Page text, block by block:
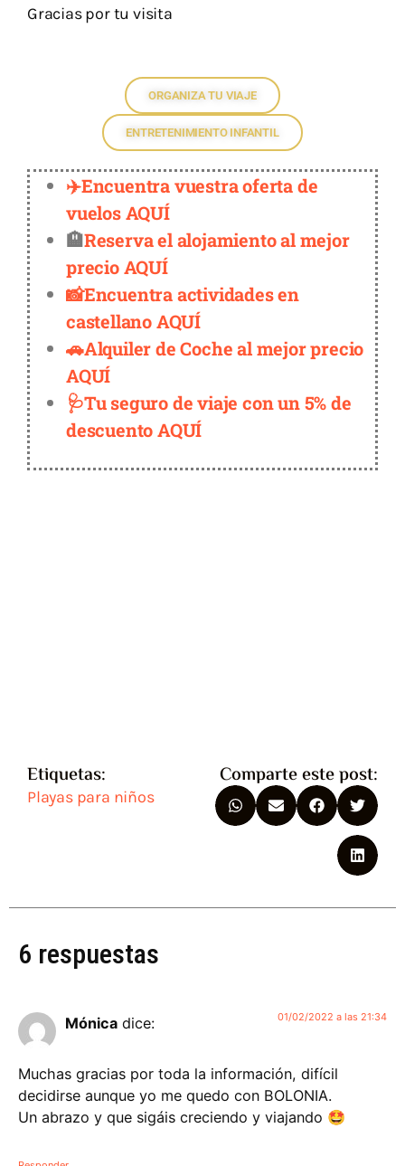
Gracias por tu visita
ORGANIZA TU VIAJE
ENTRETENIMIENTO INFANTIL
✈️Encuentra vuestra oferta de
vuelos AQUÍ
🏨Reserva el alojamiento al mejor
precio AQUÍ
📸Encuentra actividades en
castellano AQUÍ
🚗Alquiler de Coche al mejor precio
AQUÍ
🩺Tu seguro de viaje con un 5% de
descuento AQUÍ
Etiquetas:
Playas para niños
Comparte este post:
6 respuestas
Mónica dice: 01/02/2022 a las 21:34
Muchas gracias por toda la información, difícil
decidirse aunque yo me quedo con BOLONIA.
Un abrazo y que sigáis creciendo y viajando 🤩